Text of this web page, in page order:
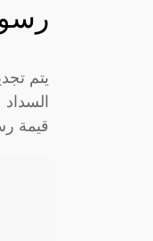
يتم
السداد
قيمة رسوم التجديد هي 600